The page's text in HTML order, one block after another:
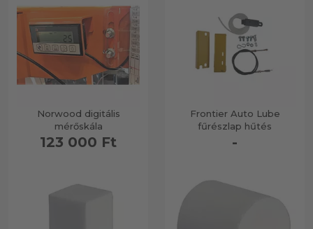
Norwood digitális
mérőskála
123 000 Ft
Frontier Auto Lube
fűrészlap hűtés
-